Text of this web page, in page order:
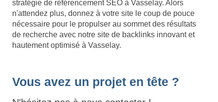
stratégie de référencement SEO à Vasselay. Alors
n'attendez plus, donnez à votre site le coup de pouce
nécessaire pour le propulser au sommet des résultats
de recherche avec notre site de backlinks innovant et
hautement optimisé à Vasselay.
Vous avez un projet en tête ?